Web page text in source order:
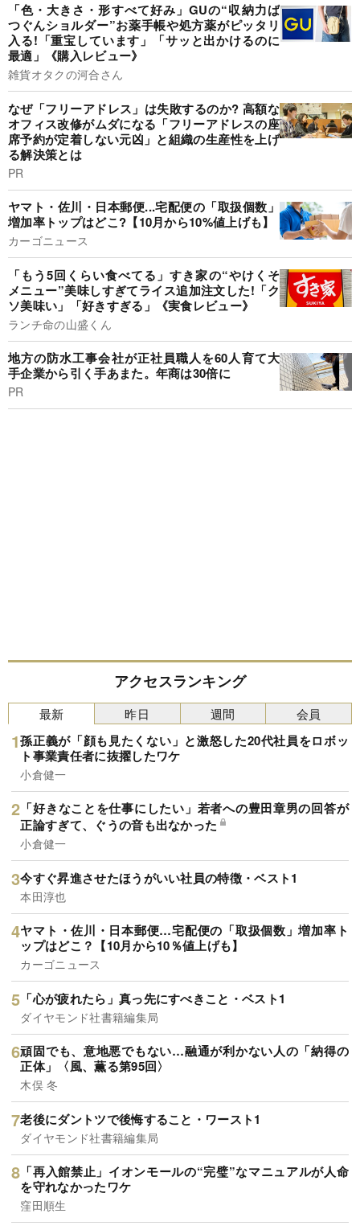
「色・大きさ・形すべて好み」GUの“収納力ば
つぐんショルダー”お薬手帳や処方薬がピッタリ
入る!「重宝しています」「サッと出かけるのに
最適」《購入レビュー》
雑貨オタクの河合さん
なぜ「フリーアドレス」は失敗するのか? 高額な
オフィス改修がムダになる「フリーアドレスの座
席予約が定着しない元凶」と組織の生産性を上げ
る解決策とは
PR
ヤマト・佐川・日本郵便...宅配便の「取扱個数」
増加率トップはどこ?【10月から10%値上げも】
カーゴニュース
「もう5回くらい食べてる」すき家の“やけくそ
メニュー”美味しすぎてライス追加注文した!「ク
ソ美味い」「好きすぎる」《実食レビュー》
ランチ命の山盛くん
地方の防水工事会社が正社員職人を60人育て大
手企業から引く手あまた。年商は30倍に
PR
アクセスランキング
最新
孫正義が「顔も見たくない」と激怒した20代社員をロボッ
ト事業責任者に抜擢したワケ
小倉健一
「好きなことを仕事にしたい」若者への豊田章男の回答が
正論すぎて、ぐうの音も出なかった
小倉健一
今すぐ昇進させたほうがいい社員の特徴・ベスト1
本田淳也
ヤマト・佐川・日本郵便…宅配便の「取扱個数」増加率ト
ップはどこ？【10月から10％値上げも】
カーゴニュース
「心が疲れたら」真っ先にすべきこと・ベスト1
ダイヤモンド社書籍編集局
頑固でも、意地悪でもない…融通が利かない人の「納得の
正体」〈風、薫る第95回〉
木俣 冬
老後にダントツで後悔すること・ワースト1
ダイヤモンド社書籍編集局
「再入館禁止」イオンモールの“完璧”なマニュアルが人命
を守れなかったワケ
窪田順生
昨日 週間 会員